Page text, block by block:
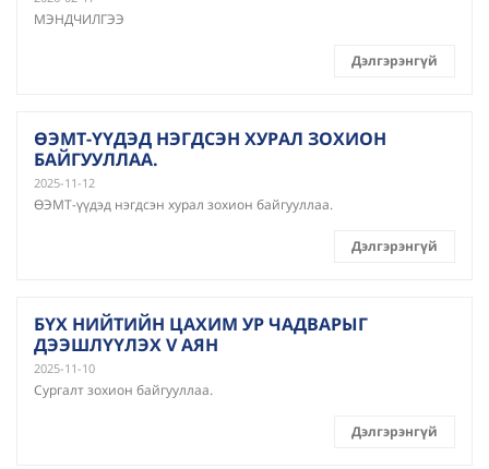
МЭНДЧИЛГЭЭ
Дэлгэрэнгүй
ӨЭМТ-ҮҮДЭД НЭГДСЭН ХУРАЛ ЗОХИОН
БАЙГУУЛЛАА.
2025-11-12
ӨЭМТ-үүдэд нэгдсэн хурал зохион байгууллаа.
Дэлгэрэнгүй
БҮХ НИЙТИЙН ЦАХИМ УР ЧАДВАРЫГ
ДЭЭШЛҮҮЛЭХ V АЯН
2025-11-10
Сургалт зохион байгууллаа.
Дэлгэрэнгүй